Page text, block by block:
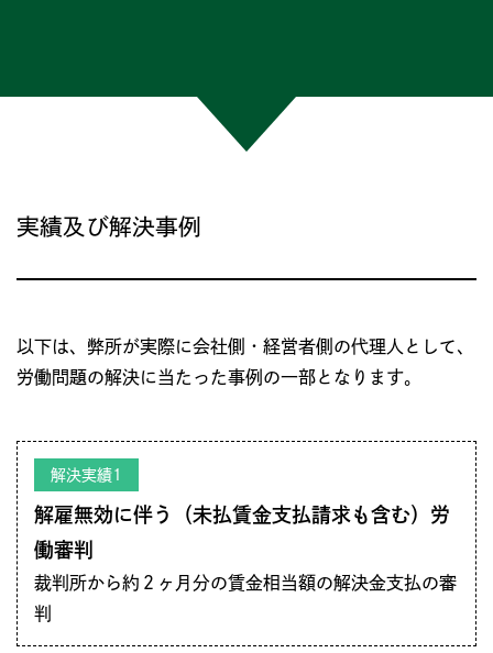
実績及び解決事例
以下は、弊所が実際に会社側・経営者側の代理人として、
労働問題の解決に当たった事例の一部となります。
解決実績1
解雇無効に伴う（未払賃金支払請求も含む）労
働審判
裁判所から約２ヶ月分の賃金相当額の解決金支払の審
判